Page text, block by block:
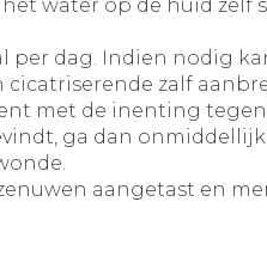
water op de huid zelf
per dag. Indien nodig
cicatriserende zalf
met de inenting
ga dan
aangetast en